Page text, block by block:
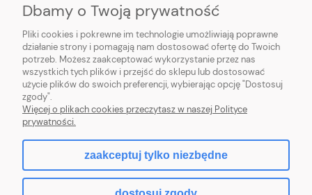
PŁATNOŚCI I DOSTAWA
INFORMACJE
O NAS
Dbamy o Twoją prywatność
Pliki cookies i pokrewne im technologie umożliwiają poprawne
działanie strony i pomagają nam dostosować ofertę do Twoich
potrzeb. Możesz zaakceptować wykorzystanie przez nas
wszystkich tych plików i przejść do sklepu lub dostosować
użycie plików do swoich preferencji, wybierając opcję "Dostosuj
zgody".
Więcej o plikach cookies przeczytasz w naszej Polityce
prywatności.
zaakceptuj tylko niezbędne